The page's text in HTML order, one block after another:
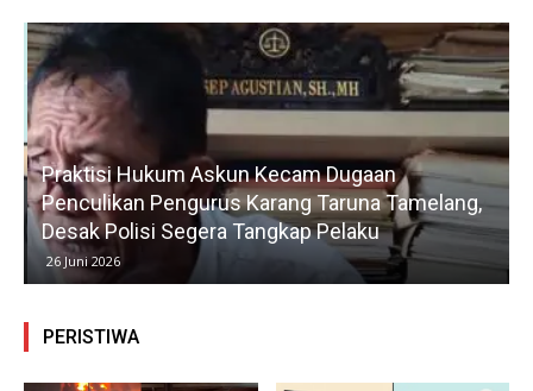
Praktisi Hukum Askun Kecam Dugaan
Penculikan Pengurus Karang Taruna Tamelang,
Desak Polisi Segera Tangkap Pelaku
26 Juni 2026
PERISTIWA